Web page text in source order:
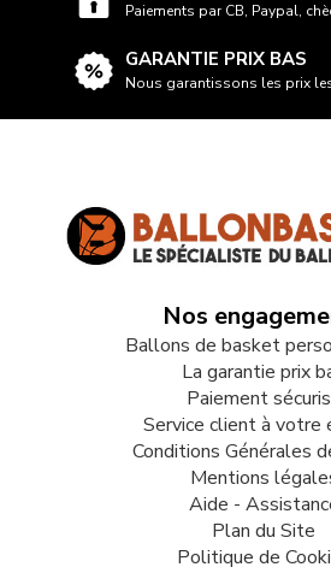
Paiements par CB, Paypal,
GARANTIE PRIX BAS
Nous garantissons les prix
Nos
Ballons de basket
La garantie prix
Paiement
Service client à votre
Conditions Générales
Mentions
Aide -
Plan du Site
Politique de